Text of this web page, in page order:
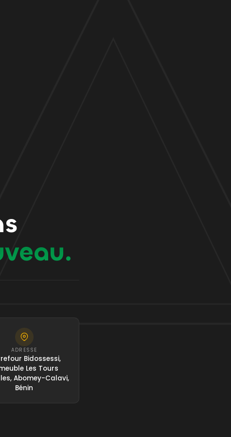
ADRESSE
Bidossessi,
Les Tours
Abomey-Calavi,
Bénin